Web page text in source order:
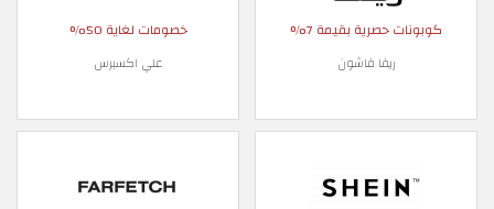
كوبونات حصرية بقيمة 7%
ريفا فاشون
خصومات لغاية 50%
علي اكسبرس